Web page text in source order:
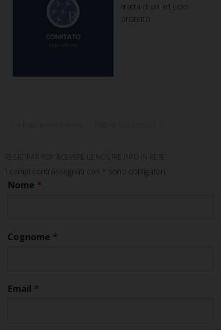
tratta di un articolo
protetto.
REGISTRATI PER RICEVERE LE NOSTRE INFO IN RETE
I campi contrassegnati con * sono obbligatori.
Nome *
Cognome *
Email *